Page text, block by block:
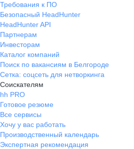
Требования к ПО
Безопасный HeadHunter
HeadHunter API
Партнерам
Инвесторам
Каталог компаний
Поиск по вакансиям в Белгороде
Сетка: соцсеть для нетворкинга
Соискателям
hh PRO
Готовое резюме
Все сервисы
Хочу у вас работать
Производственный календарь
Экспертная рекомендация